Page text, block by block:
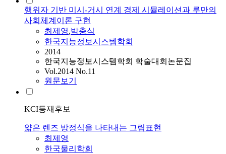
행위자 기반 미시-거시 연계 경제 시뮬레이션과 루만의
사회체계이론 구현
최제영,박충식
한국지능정보시스템학회
2014
한국지능정보시스템학회 학술대회논문집
Vol.2014 No.11
원문보기
KCI등재후보
얇은 렌즈 방정식을 나타내는 그림표현
최제영
한국물리학회